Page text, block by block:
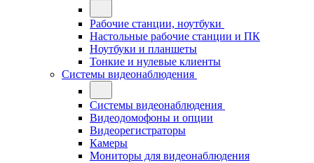
Рабочие станции, ноутбуки
Настольные рабочие станции и ПК
Ноутбуки и планшеты
Тонкие и нулевые клиенты
Системы видеонаблюдения
Системы видеонаблюдения
Видеодомофоны и опции
Видеорегистраторы
Камеры
Мониторы для видеонаблюдения